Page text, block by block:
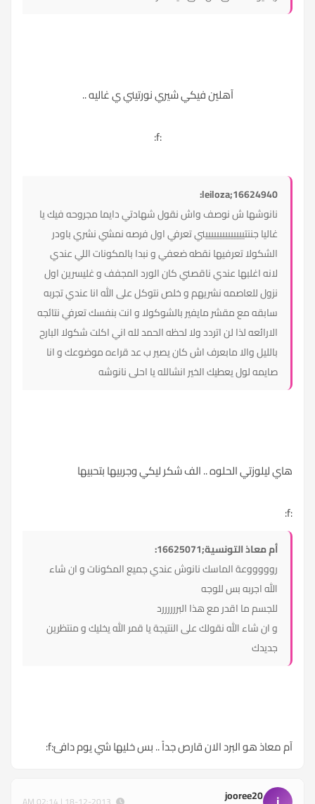
آهلين فيكي شيري نورتيني ي غاليه ..
:f:
leiloza;16624940:
نانوشها ش نوصف واش نقول شهادتي دايما مجروحه فيك يا
غاليا جننتييييييييييييييني تعرفي اول فرصه نمشي نشري باودر
الشكولا تعرفيها نقطه ضعفي و نبدا بالمكونات اللي عندي
لانه اغلبها عندي ناقصني كان الورد المجفف و غليسرين اول
نزول للعاصمه نشريهم و خلص نتوكل على الله انا عندي تجربه
سابقه مع مقشر مايفير بالشوكولا و انت بنفسك تعرفي نتائجه
الارائعه لذا لن اتردد ولا لحظه الحمد لله اني اكلت شكولا البارح
بالليل والا مابعرف اش كان يصير ب عد قراءه موضوعك و انا
صايمه لول يعطيك الخير انشالله يا احلى نانوشه
هاي ليلوزتي الحلوه .. الف شكر ليكي وجربيها بتحبيها
:f:
أم معاذ التونسية;16625071:
روووووعة الماسك نانوش عندي جميع المكونات و ان شاء
الله اجربه بس للوجه
للجسم ما اقدر مع هذا البررررررد
و ان شاء الله نقولك على النتيجة يا قمر الله يخليك و منتظرين
جديدك
آم معاذ هو البرد الان قارص جداً .. بس خليها شي يوم دافئ:f:
jooree20